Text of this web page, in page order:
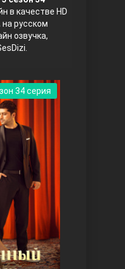
в качестве HD
на русском
озвучка,
34 серия